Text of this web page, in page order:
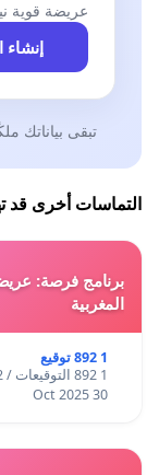
عريضة قوية
إنشاء
تبقى بياناتك
التماسات أخرى قد
برنامج فرصة:
المغربية
1 892 توقيع
1 892 التوقيعات / 12 أشهر
30 Oct 2025